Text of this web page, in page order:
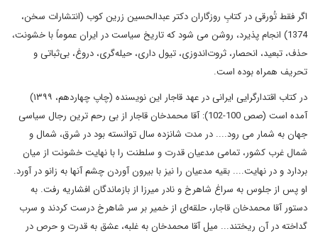
اگر فقط تُورقی در کتابِ روزگاران دکتر عبدالحسین زرین کوب (انتشارات سخن،
1374) انجام پذیرد، روشن می شود که تاریخ سیاست در ایران عموماً با خشونت،
حذف، تبعید، انحصار، ثروت‌اندوزی، تیول داری، حیله‌گری، دروغ، بی‌ثباتی و
تحریف همراه بوده است.
در کتاب اقتدارگرایی ایرانی در عهد قاجار این نویسنده (چاپ چهاردهم، ۱۳۹۹)
آمده است (ص­ص 100-102): آقا محمدخان قاجار از بی رحم ترین رجال سیاسی
جهان به شمار می رود.... در مدت شانزده سال توانسته بود در شرق، شمال و
شمال غرب کشور، تمامی مدعیان قدرت و سلطنت را با نهایت خشونت از میان
بردارد و در نهایت.... بقیه مدعیان را نیز با بیرون آوردن چشم آنها به زانو در آورد.
او پس از جلوس به سراغ شاهرخ و نادر میرزا از بازماندگان افشاریه رفت. به
دستور آقا محمدخان قاجار، حلقه‌ای از خمیر بر سر شاهرخ درست کردند و سرب
گداخته در آن ریختند... میل آقا محمدخان به غلبه، عشق به قدرت و حرص در